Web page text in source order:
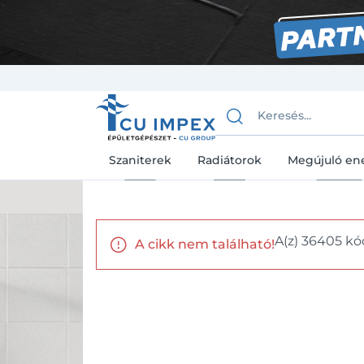
Szaniterek Radiátorok Megújuló
A cikk nem található!A(z) 36405